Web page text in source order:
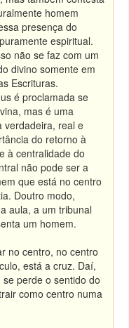
homem
presença do
espiritual.
não se faz com um
divino somente em
Escrituras.
é proclamada se
mas é uma
verdadeira, real e
do retorno à
à centralidade do
não pode ser a
que está no centro
Doutro modo,
aula, a um tribunal
um homem.
no centro, no centro
está a cruz. Daí,
perde o sentido do
como centro numa